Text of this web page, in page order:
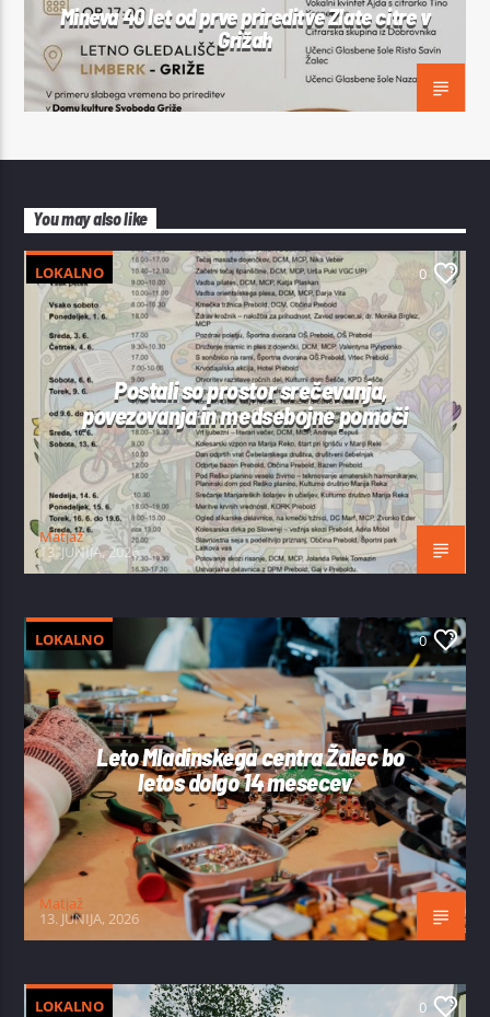
Mineva 40 let od prve prireditve Zlate citre v
Grižah
You may also like
LOKALNO 0
Postali so prostor srečevanja,
povezovanja in medsebojne pomoči
Matjaž
13. JUNIJA, 2026
LOKALNO 0
Leto Mladinskega centra Žalec bo
letos dolgo 14 mesecev
Matjaž
13. JUNIJA, 2026
LOKALNO 0